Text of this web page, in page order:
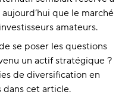
que le marché
amateurs.
se poser les questions
un actif stratégique ?
de diversification en
dans cet article.